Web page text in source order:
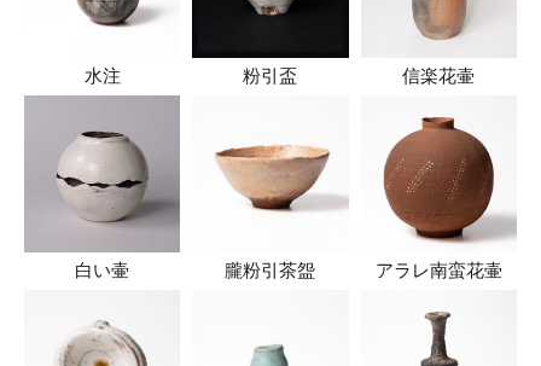
水注 粉引盃 信楽花壷
白い壷 朧粉引茶盌 アラレ南蛮花壷